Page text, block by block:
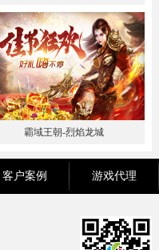
霸域王朝-烈焰龙城
客户案例 游戏代理